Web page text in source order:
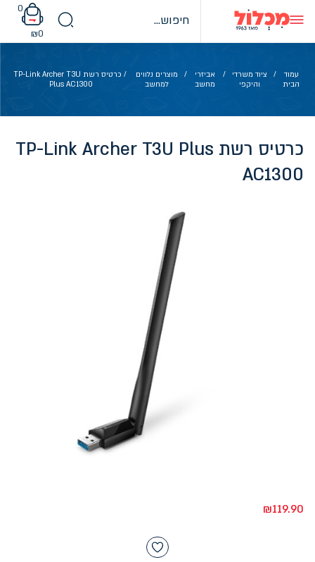
content
0
₪0
עמוד
הבית
/
ציוד משרדי
והיקפי
/
אביזרי
מחשב
/
מוצרים נלווים
למחשב
/ כרטיס רשת TP-Link Archer T3U
Plus AC1300
כרטיס רשת TP-Link Archer T3U Plus
AC1300
₪119.90